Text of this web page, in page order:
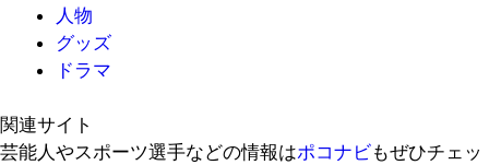
人物
グッズ
ドラマ
関連サイト
芸能人やスポーツ選手などの情報はポコナビもぜひチェッ